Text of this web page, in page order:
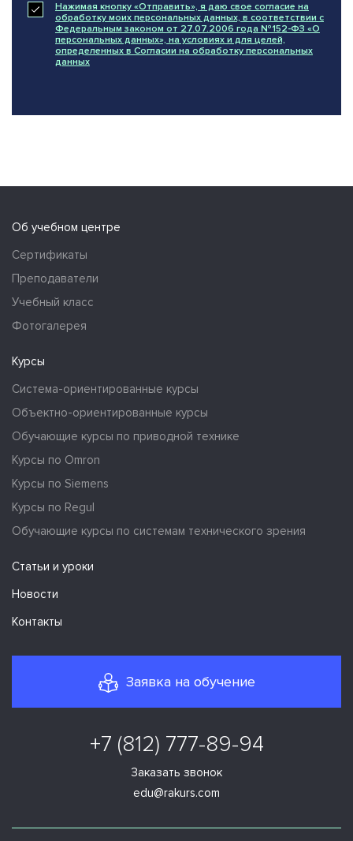
Нажимая кнопку «Отправить», я даю свое согласие на
обработку моих персональных данных, в соответствии с
Федеральным законом от 27.07.2006 года №152-ФЗ «О
персональных данных», на условиях и для целей,
определенных в Согласии на обработку персональных
данных
ПРИНИМАЮ НЕ ПРИНИМАЮ
Об учебном центре
Сертификаты
Преподаватели
Учебный класс
Фотогалерея
Курсы
Система-ориентированные курсы
Объектно-ориентированные курсы
Обучающие курсы по приводной технике
Курсы по Omron
Курсы по Siemens
Курсы по Regul
Обучающие курсы по системам технического зрения
Статьи и уроки
Новости
Контакты
Заявка на обучение
+7 (812) 777-89-94
Заказать звонок
edu@rakurs.com